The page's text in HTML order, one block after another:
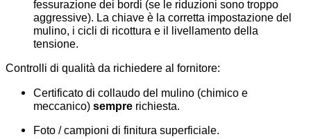
fessurazione dei bordi (se le riduzioni sono troppo
aggressive). La chiave è la corretta impostazione del
mulino, i cicli di ricottura e il livellamento della
tensione.
Controlli di qualità da richiedere al fornitore:
Certificato di collaudo del mulino (chimico e
meccanico) sempre richiesta.
Foto / campioni di finitura superficiale.